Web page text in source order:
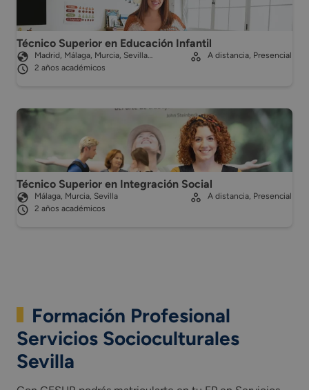
Técnico Superior en Educación Infantil
Madrid, Málaga, Murcia, Sevilla…
2 años académicos
A distancia, Presencial
Técnico Superior en Integración Social
Málaga, Murcia, Sevilla
2 años académicos
A distancia, Presencial
Formación Profesional
Servicios Socioculturales
Sevilla